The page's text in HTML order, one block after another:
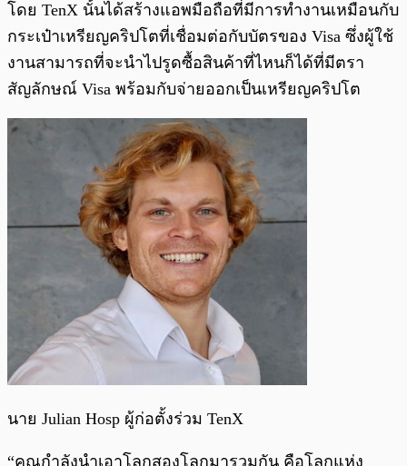
โดย TenX นั้นได้สร้างแอพมือถือที่มีการทำงานเหมือนกับ
กระเป๋าเหรียญคริปโตที่เชื่อมต่อกับบัตรของ Visa ซึ่งผู้ใช้
งานสามารถที่จะนำไปรูดซื้อสินค้าที่ไหนก็ได้ที่มีตรา
สัญลักษณ์ Visa พร้อมกับจ่ายออกเป็นเหรียญคริปโต
นาย Julian Hosp ผู้ก่อตั้งร่วม TenX
“คุณกำลังนำเอาโลกสองโลกมารวมกัน คือโลกแห่ง